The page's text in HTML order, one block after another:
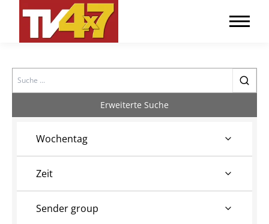
Search
Erweiterte Suche
Wochentag
Zeit
Sender group